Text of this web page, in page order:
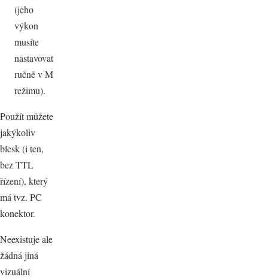
(jeho
výkon
musíte
nastavovat
ručně v M
režimu).
Použít můžete
jakýkoliv
blesk (i ten,
bez TTL
řízení), který
má tvz. PC
konektor.
Neexistuje ale
žádná jiná
vizuální